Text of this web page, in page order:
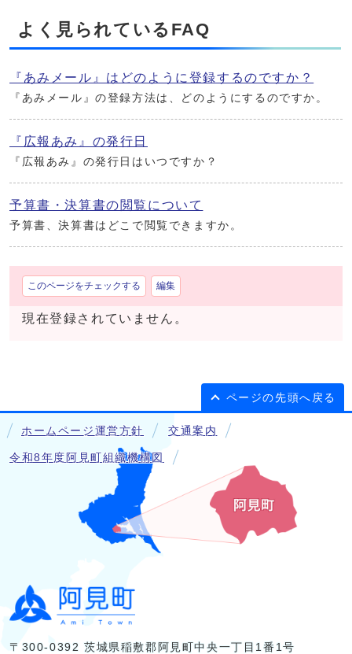
よく見られているFAQ
『あみメール』はどのように登録するのですか？
『あみメール』の登録方法は、どのようにするのですか。
『広報あみ』の発行日
『広報あみ』の発行日はいつですか？
予算書・決算書の閲覧について
予算書、決算書はどこで閲覧できますか。
このページをチェックする 編集
現在登録されていません。
ページの先頭へ戻る
ホームページ運営方針 交通案内
令和8年度阿見町組織機構図
〒300-0392 茨城県稲敷郡阿見町中央一丁目1番1号